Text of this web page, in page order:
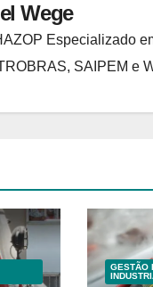
Wege
Especializado
SAIPEM e
GESTÃO